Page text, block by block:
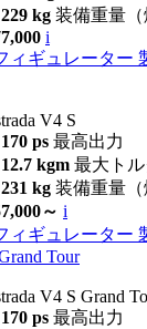
229 kg 装備重量（
i
ィギュレーター
V4 S
170 ps 最高出力
12.7 kgm 最大トル
231 kg 装備重量（
～ i
ィギュレーター
Tour
V4 S Grand
170 ps 最高出力